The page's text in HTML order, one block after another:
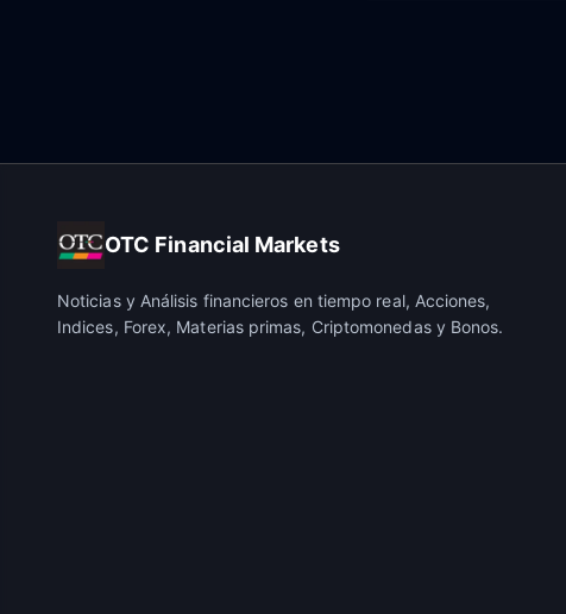
OTC Financial Markets
Noticias y Análisis financieros en tiempo real, Acciones,
Indices, Forex, Materias primas, Criptomonedas y Bonos.